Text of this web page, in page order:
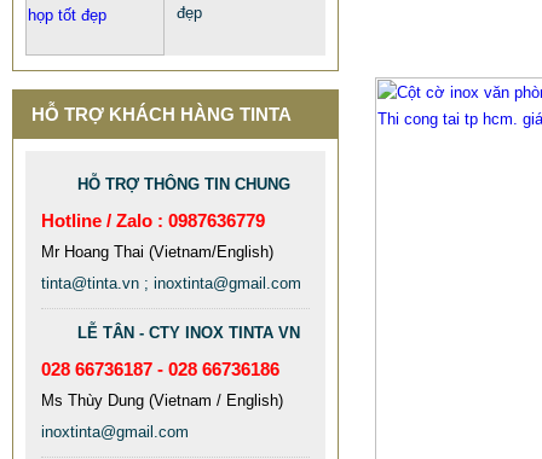
QUÀ TẶNG Ý NGHĨA CHO SẾP –
ĐỘC LẠ, SANG TRỌNG - CỜ ĐỂ
BÀN & HỘP BÚT CAO CẤP
2.968.680 VNĐ 2.986.860 VNĐ
Mẫu: QUA TANG Y NGHIA CHO SEP
đẹp
HỖ TRỢ KHÁCH HÀNG TINTA
HỖ TRỢ THÔNG TIN CHUNG
Hotline / Zalo : 0987636779
Mr Hoang Thai (Vietnam/English)
tinta@tinta.vn ; inoxtinta@gmail.com
LỄ TÂN - CTY INOX TINTA VN
028 66736187 - 028 66736186
Ms Thùy Dung (Vietnam / English)
inoxtinta@gmail.com